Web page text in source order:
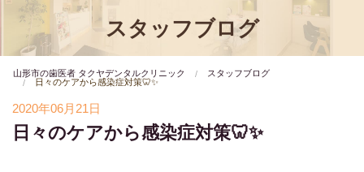
スタッフブログ
山形市の歯医者 タクヤデンタルクリニック
スタッフブログ
日々のケアから感染症対策🦷✨
2020年06月21日
日々のケアから感染症対策🦷✨